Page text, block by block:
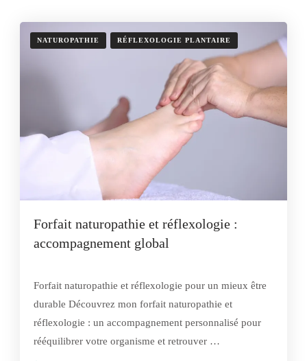
NATUROPATHIE RÉFLEXOLOGIE PLANTAIRE
Forfait naturopathie et réflexologie :
accompagnement global
Forfait naturopathie et réflexologie pour un mieux être
durable Découvrez mon forfait naturopathie et
réflexologie : un accompagnement personnalisé pour
rééquilibrer votre organisme et retrouver …